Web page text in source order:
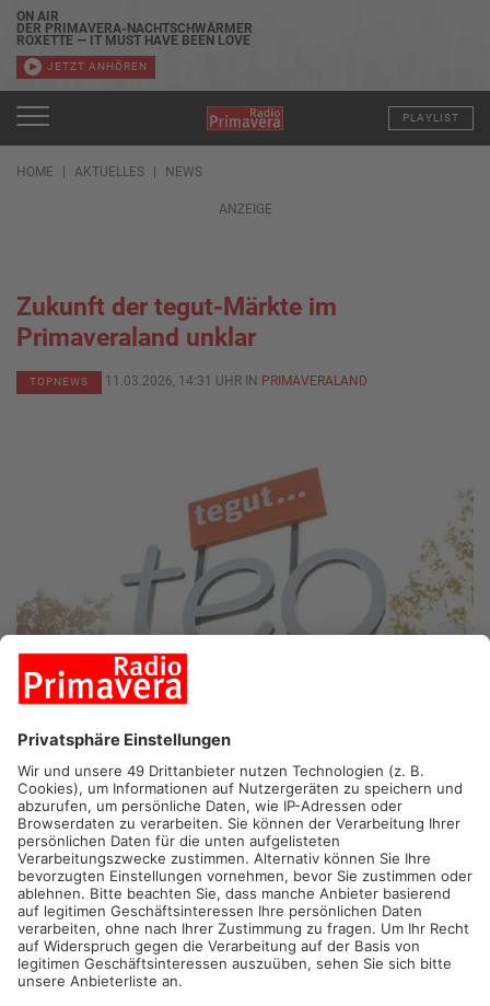
ON AIR
DER PRIMAVERA-NACHTSCHWÄRMER
ROXETTE — IT MUST HAVE BEEN LOVE
JETZT ANHÖREN
PLAYLIST
HOME AKTUELLES NEWS
ANZEIGE
Zukunft der tegut-Märkte im
Primaveraland unklar
TOPNEWS 11.03.2026, 14:31 UHR IN PRIMAVERALAND
PRIMAVERALAND.Unsichere Zukunft für tegut-Märkte im
Primaveraland. Der Mutterkonzern zieht sich aus Deutschland
zurück – ein Großteil der Filialen soll wohl von Edeka
übernommen werden. Zwischen Maintal und Laufach sorgt die
Nachricht jetzt für Gesprächsstoff an den Kassen. Im
Primaveraland betreibt tegut aktuell Märkte unter anderem in
Hanau, Langenselbold, Seligenstadt und Mainhausen. Am
Bayerischen Untermain gehören Standorte in Alzenau,
Großostheim, Aschaffenburg und Laufach dazu. Nach dem
Rückzug des Schweizer Mutterkonzerns Migros soll ein
Großteil der bundesweit rund 300 Filialen weitergeführt werden